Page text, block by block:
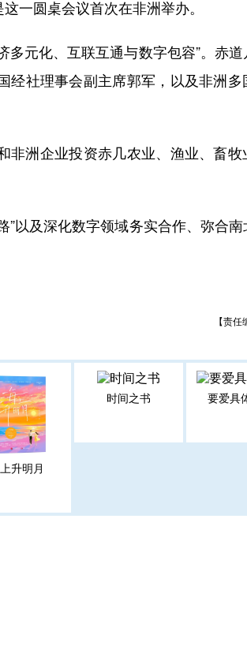
一圆桌会议首次在非洲举办。
元化、互联互通与数字包容”。赤道
经社理事会副主席郭军，以及非洲多
洲企业投资赤几农业、渔业、畜牧
及深化数字领域务实合作、弥合南
【责任
升明月
时间之书 要爱具